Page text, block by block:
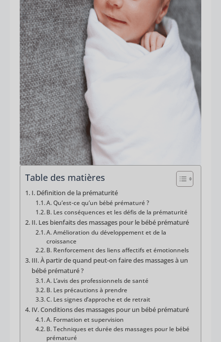
Table des matières
I. Définition de la prématurité
A. Qu’est-ce qu’un bébé prématuré ?
B. Les conséquences et les défis de la prématurité
II. Les bienfaits des massages pour le bébé prématuré
A. Amélioration du développement et de la
croissance
B. Renforcement des liens affectifs et émotionnels
III. À partir de quand peut-on faire des massages à un
bébé prématuré ?
A. L’avis des professionnels de santé
B. Les précautions à prendre
C. Les signes d’approche et de retrait
IV. Conditions des massages pour un bébé prématuré
A. Formation et supervision
B. Techniques et durée des massages pour le bébé
prématuré